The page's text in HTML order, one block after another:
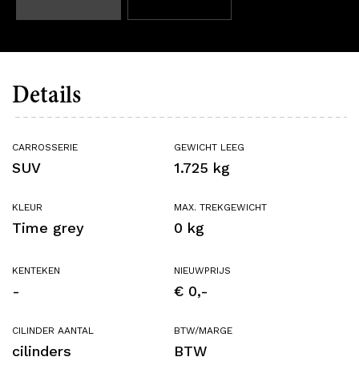
Details
CARROSSERIE
SUV
KLEUR
Time grey
KENTEKEN
-
CILINDER AANTAL
cilinders
GEWICHT LEEG
1.725 kg
MAX. TREKGEWICHT
0 kg
NIEUWPRIJS
€ 0,-
BTW/MARGE
BTW